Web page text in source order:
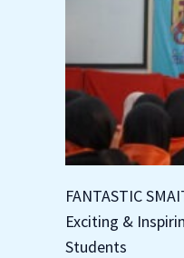
FANTASTIC
Exciting &
Students